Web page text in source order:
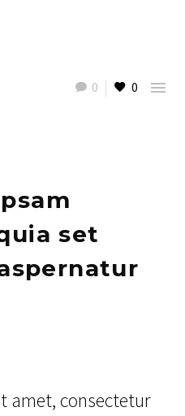
0 0 
set
amet, consectetur